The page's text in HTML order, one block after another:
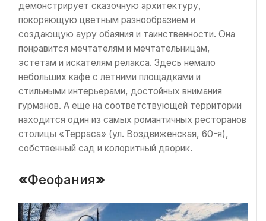
демонстрирует сказочную архитектуру,
покоряющую цветным разнообразием и
создающую ауру обаяния и таинственности. Она
понравится мечтателям и мечтательницам,
эстетам и искателям релакса. Здесь немало
небольших кафе с летними площадками и
стильными интерьерами, достойных внимания
гурманов. А еще на соответствующей территории
находится один из самых романтичных ресторанов
столицы «Терраса» (ул. Воздвиженская, 60-я),
собственный сад и колоритный дворик.
«Феофания»